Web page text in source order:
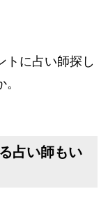
トに占い師探し
占い師もい